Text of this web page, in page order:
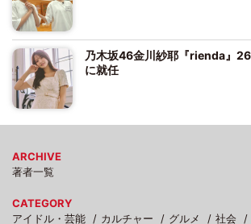
乃木坂46金川紗耶『rienda』
に就任
ARCHIVE
著者一覧
CATEGORY
アイドル・芸能
カルチャー グルメ 社会